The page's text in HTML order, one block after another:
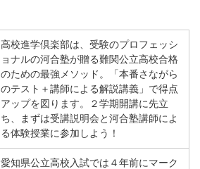
高校進学倶楽部は、受験のプロフェッシ
ョナルの河合塾が贈る難関公立高校合格
のための最強メソッド。「本番さながら
のテスト＋講師による解説講義」で得点
アップを図ります。２学期開講に先立
ち、まずは受講説明会と河合塾講師によ
る体験授業に参加しよう！
愛知県公立高校入試では４年前にマーク